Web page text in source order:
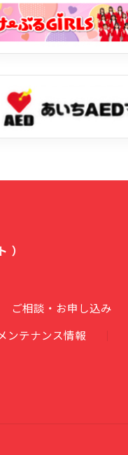
）
ご相談・お申し込み
ンテナンス情報